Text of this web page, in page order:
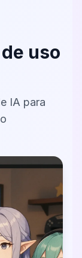
uso
IA para